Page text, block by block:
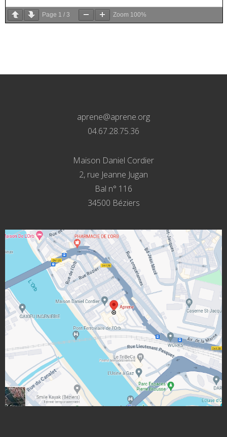
Page 1 / 3 Zoom 100%
aprene@aprene.org
04.67.28.75.36
Maison Daniel Cordier
2, rue Jeanne Jugan
Bal n° 116
34500 Béziers